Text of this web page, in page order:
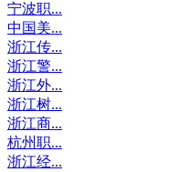
宁波职...
中国美...
浙江传...
浙江警...
浙江外...
浙江树...
浙江商...
杭州职...
浙江经...